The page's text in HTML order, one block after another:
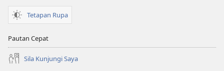
Tetapan Rupa
Pautan Cepat
Sila Kunjungi Saya